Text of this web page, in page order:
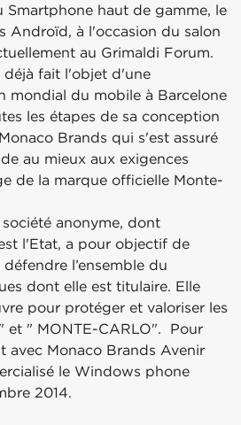
Smartphone haut de gamme, le
Androïd, à l'occasion du salon
au Grimaldi Forum.
déjà fait l'objet d'une
mondial du mobile à Barcelone
les étapes de sa conception
Brands qui s'est assuré
au mieux aux exigences
de la marque officielle Monte-
anonyme, dont
l'Etat, a pour objectif de
l’ensemble du
dont elle est titulaire. Elle
pour protéger et valoriser les
et " MONTE-CARLO". Pour
avec Monaco Brands Avenir
le Windows phone
2014.